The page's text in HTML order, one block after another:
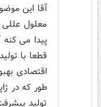
آقا این
معلول
پیدا می
قطعا با
اقتصادی
طور که در
تولید